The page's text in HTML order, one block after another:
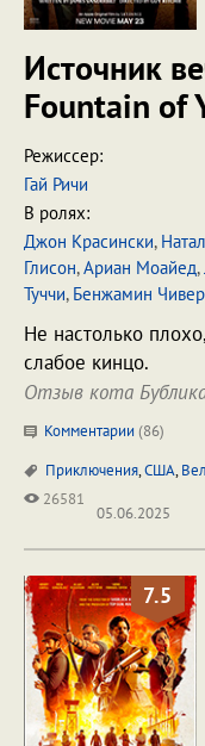
Источник
Fountain of
Режиссер:
Гай Ричи
В ролях:
Джон Красински,
Глисон,Ариан Моайед,
Туччи, Бенжамин
Не настолько
слабое кинцо.
Отзыв кота
Комментарии (86)
Приключения,США,
26581
05.06.2025
7.5